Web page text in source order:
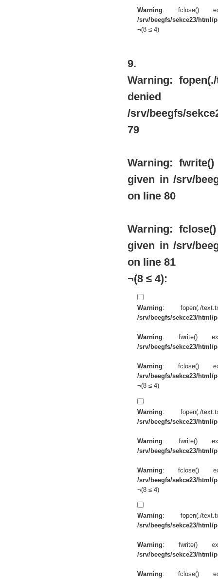
Warning: fclose()
/srv/beegfs/sekce23/html/
¬(8 ≤ 4)
9.
Warning:
/srv/beegfs/
79
Warning:
given in /srv/
on line 80
Warning:
given in /srv/
on line 81
¬(8 ≤ 4):
Warning: fopen(./
/srv/beegfs/sekce23/html/
Warning: fwrite()
/srv/beegfs/sekce23/html/
Warning: fclose()
/srv/beegfs/sekce23/html/
¬(8 ≤ 4)
Warning: fopen(./
/srv/beegfs/sekce23/html/
Warning: fwrite()
/srv/beegfs/sekce23/html/
Warning: fclose()
/srv/beegfs/sekce23/html/
¬(8 ≤ 4)
Warning: fopen(./
/srv/beegfs/sekce23/html/
Warning: fwrite()
/srv/beegfs/sekce23/html/
Warning: fclose()